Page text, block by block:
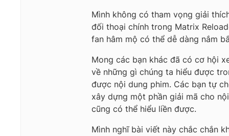
Mình không có tham vọng giải
đối thoại chính trong Matrix
fan hâm mộ có thể dễ dàng nắm
Mong các bạn khác đã có cơ hội
về những gì chúng ta hiểu được
được nội dung phim. Các bạn tự
xây dựng một phần giải mã cho
cũng có thể hiểu liền được.
Mình nghĩ bài viết này chắc chắn